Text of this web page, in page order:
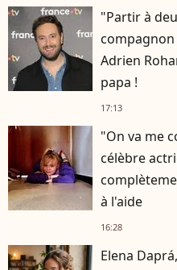
"Partir à
compagnon
Adrien
papa !
17:13
"On va me
célèbre
à l'aide
16:28
Elena